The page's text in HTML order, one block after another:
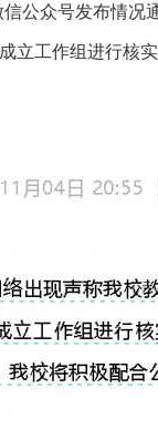
众号发布情况通
工作组进行核实